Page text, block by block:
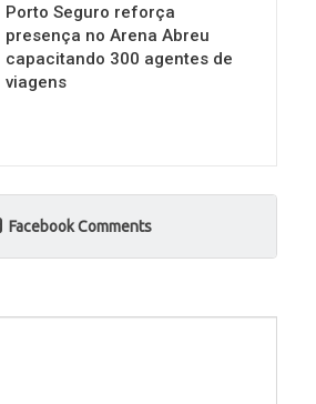
Porto Seguro reforça
presença no Arena Abreu
capacitando 300 agentes de
viagens
Facebook Comments